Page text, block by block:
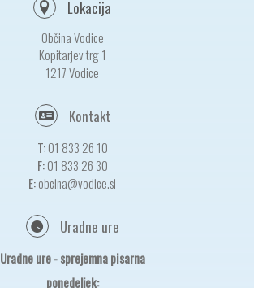
Lokacija
Občina Vodice
Kopitarjev trg 1
1217 Vodice
Kontakt
T: 01 833 26 10
F: 01 833 26 30
E:obcina@vodice.si
Uradne ure
Uradne ure - sprejemna pisarna
ponedeljek: